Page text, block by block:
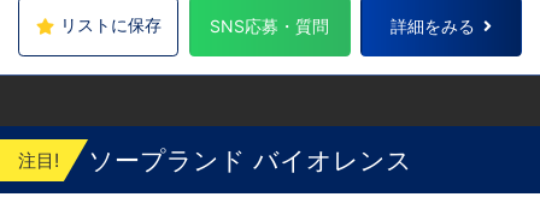
リストに保存 SNS応募・質問 詳細をみる
注目! ソープランド バイオレンス